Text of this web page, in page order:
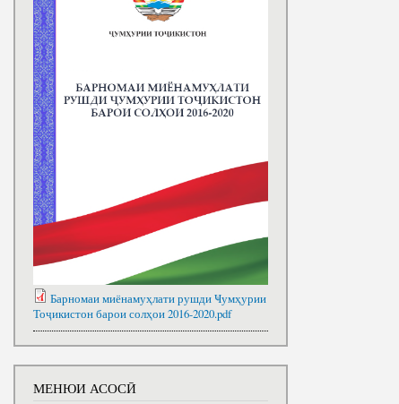
Барномаи миёнамуҳлати рушди Ҹумҳурии
Тоҷикистон барои солҳои 2016-2020.pdf
МЕНЮИ АСОСӢ